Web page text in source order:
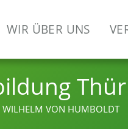
WIR ÜBER UNS
WILHELM VON HUMBOLDT